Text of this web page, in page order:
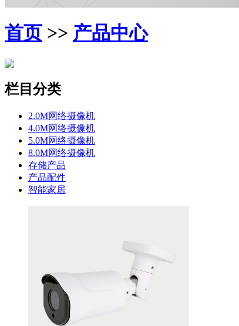
首页 >> 产品中心
栏目分类
2.0M网络摄像机
4.0M网络摄像机
5.0M网络摄像机
8.0M网络摄像机
存储产品
产品配件
智能家居